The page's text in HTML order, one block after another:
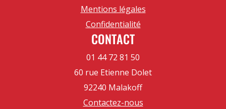
Mentions légales
Confidentialité
CONTACT
01 44 72 81 50
60 rue Etienne Dolet
92240 Malakoff
Contactez-nous